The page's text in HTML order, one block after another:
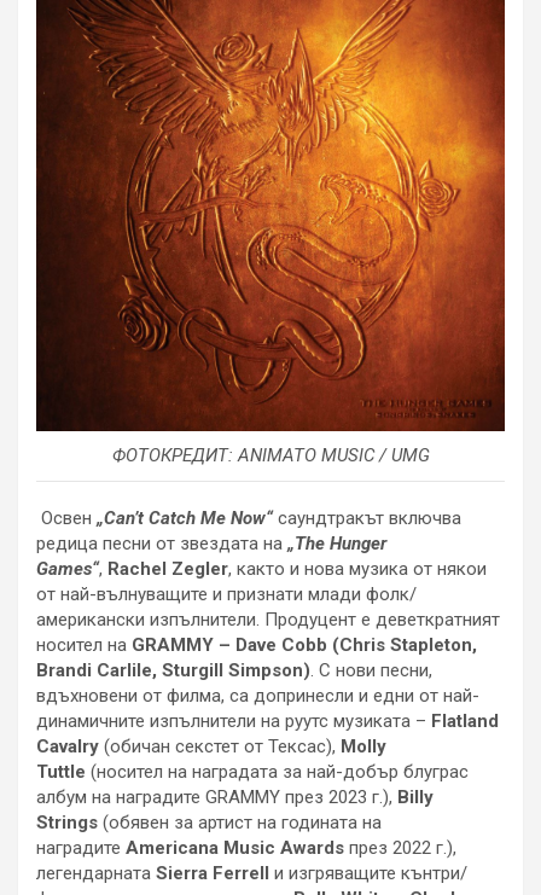
ФОТОКРЕДИТ: ANIMATO MUSIC / UMG
Освен „Can’t Catch Me Now“саундтракът включва
редица песни от звездата на „The Hunger
Games“, Rachel Zegler, както и нова музика от някои
от най-вълнуващите и признати млади фолк/
американски изпълнители. Продуцент е деветкратният
носител на GRAMMY – Dave Cobb (Chris Stapleton,
Brandi Carlile, Sturgill Simpson). С нови песни,
вдъхновени от филма, са допринесли и едни от най-
динамичните изпълнители на руутс музиката – Flatland
Cavalry (обичан секстет от Тексас), Molly
Tuttle (носител на наградата за най-добър блуграс
албум на наградите GRAMMY през 2023 г.), Billy
Strings (обявен за артист на годината на
наградите Americana Music Awards през 2022 г.),
легендарната Sierra Ferrell
и изгряващите кънтри/